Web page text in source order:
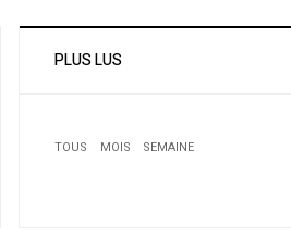
PLUS LUS
TOUS MOIS SEMAINE